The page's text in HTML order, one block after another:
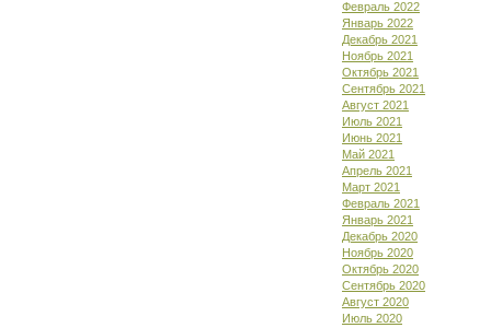
Февраль 2022
Январь 2022
Декабрь 2021
Ноябрь 2021
Октябрь 2021
Сентябрь 2021
Август 2021
Июль 2021
Июнь 2021
Май 2021
Апрель 2021
Март 2021
Февраль 2021
Январь 2021
Декабрь 2020
Ноябрь 2020
Октябрь 2020
Сентябрь 2020
Август 2020
Июль 2020